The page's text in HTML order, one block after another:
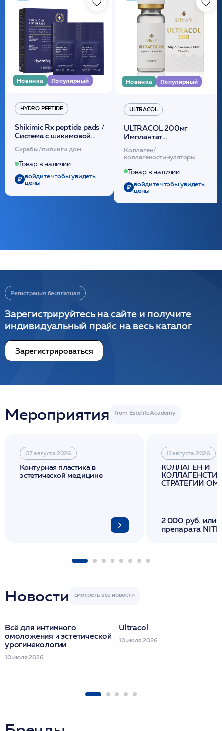
Новинка Популярный
HYDRO PEPTIDE
Shikimic Rx peptide pads /
Cистема с шикимовой
кислотой обновляющая
(30шт) /HP
Скрабы/пилинги дом.
Товар в наличии
войдите чтобы увидеть
цены
Новинка Популярный
ULTRACOL
ULTRACOL 200мг
Имплантат
внутридермальный,
стерильный на основе
полидиоксанона
/ULTRACOL
Коллаген/
коллагеностимуляторы
Товар в наличии
войдите чтобы увидеть
цены
Регистрация бесплатная
Зарегистрируйтесь на сайте и получите
индивидуальный прайс на весь каталог
Зарегистрироваться
Мероприятия
07 августа 2026
Контурная пластика в
эстетической медицине
11 августа 2026
КОЛЛАГЕН И
СТРАТЕГИИ
2 000 руб. или
препарата
Новости
Всё для интимного
омоложения и эстетической
урогинекологии
10 июля 2026
Ultracol
10 июля 2026